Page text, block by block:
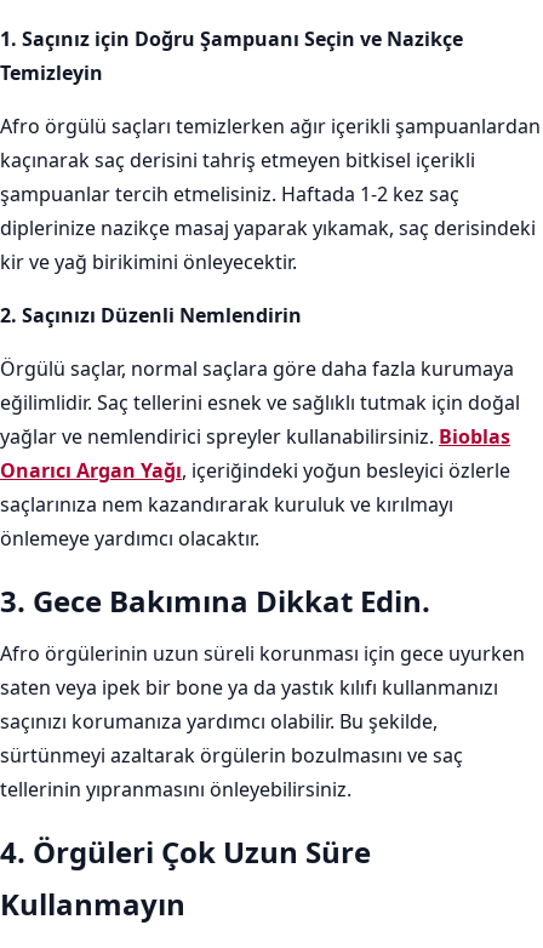
1. Saçınız için Doğru Şampuanı Seçin ve Nazikçe
Temizleyin
Afro örgülü saçları temizlerken ağır içerikli şampuanlardan
kaçınarak saç derisini tahriş etmeyen bitkisel içerikli
şampuanlar tercih etmelisiniz. Haftada 1-2 kez saç
diplerinize nazikçe masaj yaparak yıkamak, saç derisindeki
kir ve yağ birikimini önleyecektir.
2. Saçınızı Düzenli Nemlendirin
Örgülü saçlar, normal saçlara göre daha fazla kurumaya
eğilimlidir. Saç tellerini esnek ve sağlıklı tutmak için doğal
yağlar ve nemlendirici spreyler kullanabilirsiniz. Bioblas
Onarıcı Argan Yağı, içeriğindeki yoğun besleyici özlerle
saçlarınıza nem kazandırarak kuruluk ve kırılmayı
önlemeye yardımcı olacaktır.
3. Gece Bakımına Dikkat Edin.
Afro örgülerinin uzun süreli korunması için gece uyurken
saten veya ipek bir bone ya da yastık kılıfı kullanmanızı
saçınızı korumanıza yardımcı olabilir. Bu şekilde,
sürtünmeyi azaltarak örgülerin bozulmasını ve saç
tellerinin yıpranmasını önleyebilirsiniz.
4. Örgüleri Çok Uzun Süre
Kullanmayın